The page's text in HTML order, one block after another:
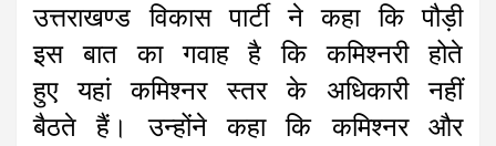
उत्तराखण्ड विकास पार्टी ने कहा कि पौड़ी
इस बात का गवाह है कि कमिश्नरी होते
हुए यहां कमिश्नर स्तर के अधिकारी नहीं
बैठते हैं। उन्होंने कहा कि कमिश्नर और